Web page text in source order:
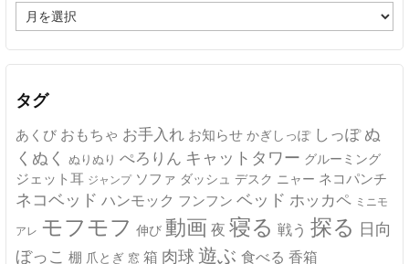
ー
カ
イ
タグ
あくび おもちゃ お手入れ お知らせ かぎしっぽ しっぽ ぬ
くぬく ぬりぬり ぺろりん キャットタワー グルーミング
ジェット耳 ジャンプ ソファ ダッシュ デスク ニャー ネコパンチ
ネコベッド ハンモック フンフン ベッド ホッカペ ミニモ
アレ モフモフ 伸び 動画 夜 寝る 戦う 探る 日向
ぼっこ 棚 爪とぎ 窓 箱 肉球 遊ぶ 食べる 香箱